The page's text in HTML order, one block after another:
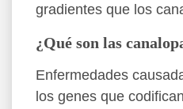
gradientes que los
¿Qué son las
Enfermedades
los genes que